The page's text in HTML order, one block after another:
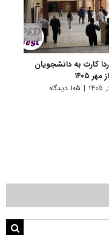
کارت به دانشجویان
۱۴۰۵
| ۱۰۵ دیدگاه